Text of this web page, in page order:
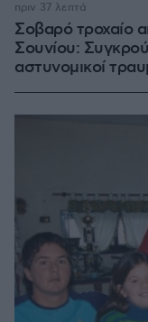
Σοβαρό τροχαίο
Σουνίου:
αστυνομικοί
πριν 37 λεπτά